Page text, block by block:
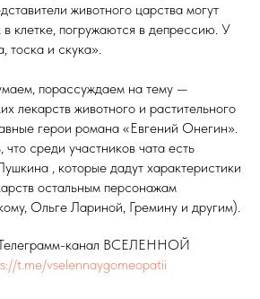
животного царства могут
в клетке, погружаются в депрессию. У
тоска и скука».
порассуждаем на тему —
лекарств животного и растительного
герои романа «Евгений Онегин».
среди участников чата есть
, которые дадут характеристики
остальным персонажам
Ольге Лариной, Гремину и другим).
Телеграмм-канал ВСЕЛЕННОЙ
t.me/vselennaygomeopatii